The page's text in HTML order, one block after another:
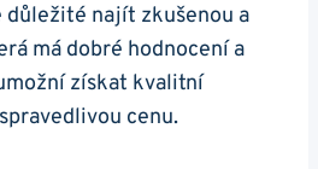
najít zkušenou a
má dobré hodnocení a
získat kvalitní
cenu.